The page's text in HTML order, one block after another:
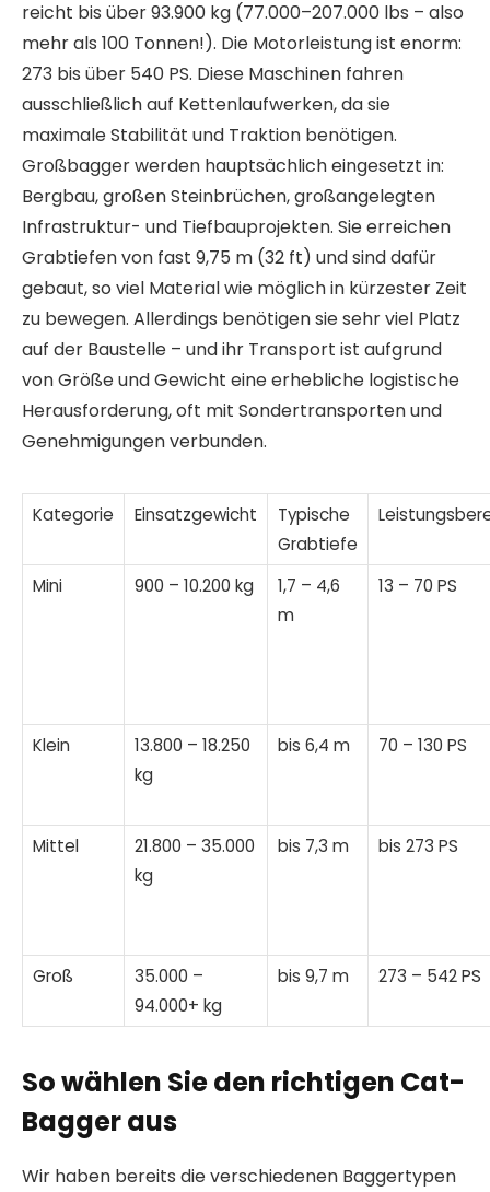
reicht bis über 93.900 kg (77.000–207.000 lbs – also
mehr als 100 Tonnen!). Die Motorleistung ist enorm:
273 bis über 540 PS. Diese Maschinen fahren
ausschließlich auf Kettenlaufwerken, da sie
maximale Stabilität und Traktion benötigen.
Großbagger werden hauptsächlich eingesetzt in:
Bergbau, großen Steinbrüchen, großangelegten
Infrastruktur- und Tiefbauprojekten. Sie erreichen
Grabtiefen von fast 9,75 m (32 ft) und sind dafür
gebaut, so viel Material wie möglich in kürzester Zeit
zu bewegen. Allerdings benötigen sie sehr viel Platz
auf der Baustelle – und ihr Transport ist aufgrund
von Größe und Gewicht eine erhebliche logistische
Herausforderung, oft mit Sondertransporten und
Genehmigungen verbunden.
Kategorie Einsatzgewicht
Typische
Grabtiefe
Mini 900 – 10.200 kg
1,7 – 4,6
m
13 – 70 PS
Klein
13.800 – 18.250
kg
bis 6,4 m 70 – 130 PS
Mittel
21.800 – 35.000
kg
bis 7,3 m bis 273 PS
Groß
35.000 –
94.000+ kg
bis 9,7 m 273 – 542 PS
So wählen Sie den richtigen Cat-
Bagger aus
Wir haben bereits die verschiedenen Baggertypen